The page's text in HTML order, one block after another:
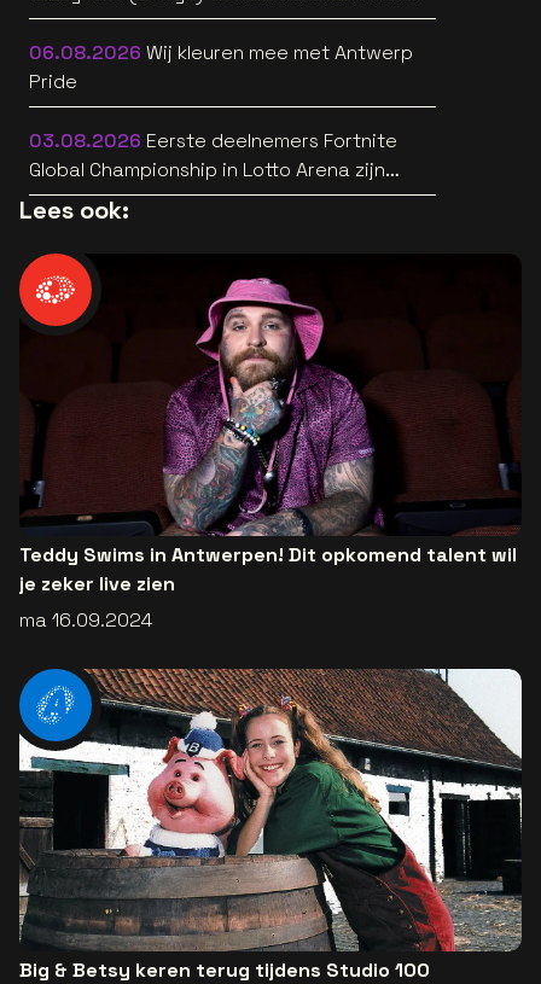
zich horen [video]
06.08.2026 Wij kleuren mee met Antwerp
Pride
03.08.2026 Eerste deelnemers Fortnite
Global Championship in Lotto Arena zijn
bekend
Lees ook:
Teddy Swims in Antwerpen! Dit opkomend talent wil
je zeker live zien
ma 16.09.2024
Big & Betsy keren terug tijdens Studio 100